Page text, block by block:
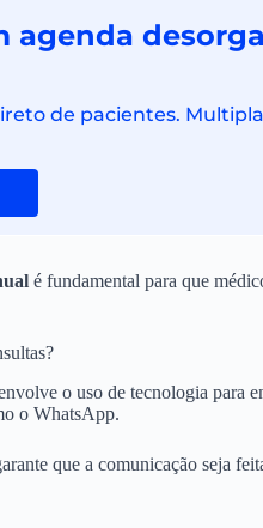
agenda
de pacientes.
é fundamental para que
o uso de tecnologia para
o WhatsApp.
que a comunicação seja